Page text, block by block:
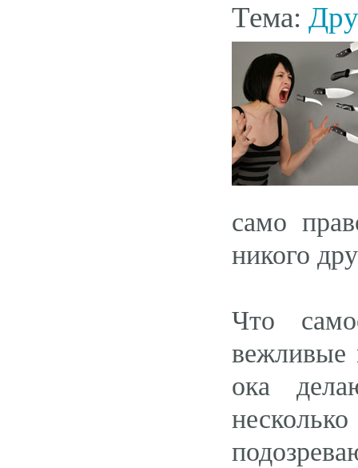
Тема:
само
никого
Что
вежливые
ока